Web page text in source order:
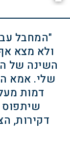
"המחבל
ולא מצא
השינה של
שלי. אמא
דמות
דקירות,